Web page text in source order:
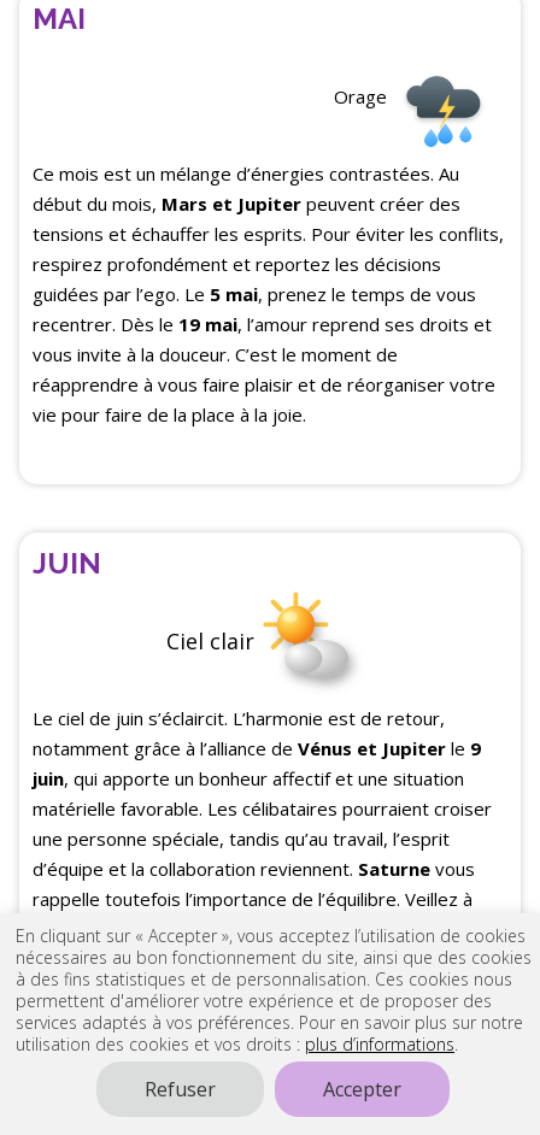
MAI
Orage
Ce mois est un mélange d’énergies contrastées. Au
début du mois, Mars et Jupiter peuvent créer des
tensions et échauffer les esprits. Pour éviter les conflits,
respirez profondément et reportez les décisions
guidées par l’ego. Le 5 mai, prenez le temps de vous
recentrer. Dès le 19 mai, l’amour reprend ses droits et
vous invite à la douceur. C’est le moment de
réapprendre à vous faire plaisir et de réorganiser votre
vie pour faire de la place à la joie.
JUIN
Ciel clair
Le ciel de juin s’éclaircit. L’harmonie est de retour,
notamment grâce à l’alliance de Vénus et Jupiter le 9
juin, qui apporte un bonheur affectif et une situation
matérielle favorable. Les célibataires pourraient croiser
une personne spéciale, tandis qu’au travail, l’esprit
d’équipe et la collaboration reviennent. Saturne vous
rappelle toutefois l’importance de l’équilibre. Veillez à
espacer l’effort et la récupération pour maintenir votre
énergie sur le long terme.
JUILLET
En cliquant sur « Accepter », vous acceptez l’utilisation de cookies
nécessaires au bon fonctionnement du site, ainsi que des cookies
à des fins statistiques et de personnalisation. Ces cookies nous
permettent d'améliorer votre expérience et de proposer des
services adaptés à vos préférences. Pour en savoir plus sur notre
utilisation des cookies et vos droits : plus d’informations.
Refuser Accepter